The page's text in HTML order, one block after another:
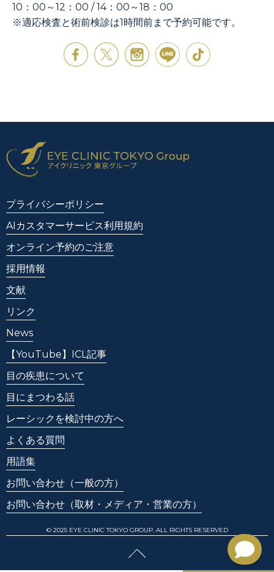
10：00～12：00 / 14：00～18：00
※適応検査と術前検診は1時間前まで予約可能です。
プライバシーポリシー
AIカスタマーサービス利用規約
オンライン予約のご注意
採用情報
文献
リンク
News
【YouTube】ICL記事
目の疾患について
目にまつわる話
レーシックを検討中の方へ
よくある質問
用語集
お問い合わせ （一般の方）
お問い合わせ （取材・メディア・営業の方）
© 2025 EYE CLINIC TOKYO GROUP. ALL RIGHTS RESERVED